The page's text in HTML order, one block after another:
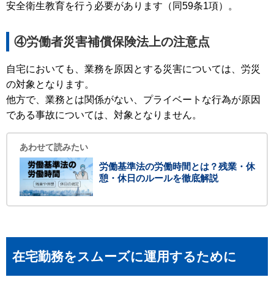
安全衛生教育を行う必要があります（同59条1項）。
④労働者災害補償保険法上の注意点
自宅においても、業務を原因とする災害については、労災
の対象となります。
他方で、業務とは関係がない、プライベートな行為が原因
である事故については、対象となりません。
あわせて読みたい
労働基準法の労働時間とは？残業・休
憩・休日のルールを徹底解説
在宅勤務をスムーズに運用するために